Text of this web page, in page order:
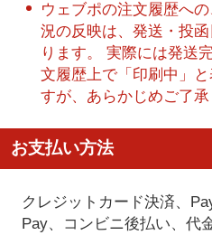
ウェブポの注文履歴へ
況の反映は、発送・投
ります。 実際には発送
文履歴上で「印刷中」
すが、あらかじめご了承
お支払い方法
クレジットカード決済、
Pay、コンビニ後払い、代